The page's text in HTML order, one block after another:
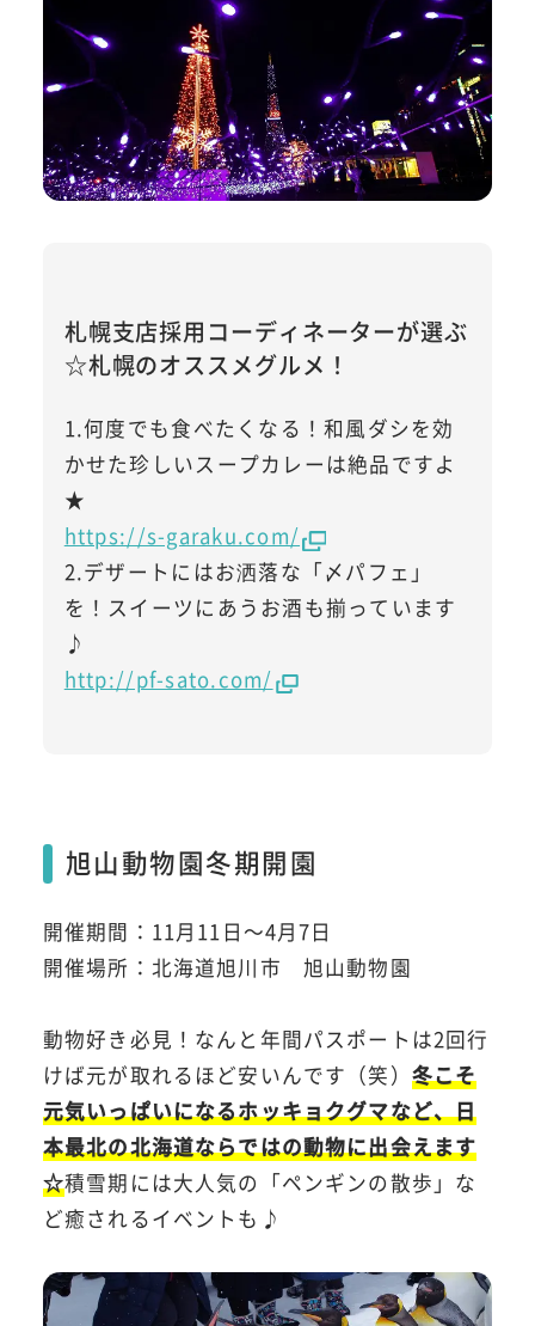
札幌支店採用コーディネーターが選ぶ
☆札幌のオススメグルメ！
1.何度でも食べたくなる！和風ダシを効
かせた珍しいスープカレーは絶品ですよ
★
https://s-garaku.com/
2.デザートにはお洒落な「〆パフェ」
を！スイーツにあうお酒も揃っています
♪
http://pf-sato.com/
旭山動物園冬期開園
開催期間：11月11日～4月7日
開催場所：北海道旭川市 旭山動物園
動物好き必見！なんと年間パスポートは2回行
けば元が取れるほど安いんです（笑） 冬こそ
元気いっぱいになるホッキョクグマなど、日
本最北の北海道ならではの動物に出会えます
☆積雪期には大人気の「ペンギンの散歩」な
ど癒されるイベントも♪